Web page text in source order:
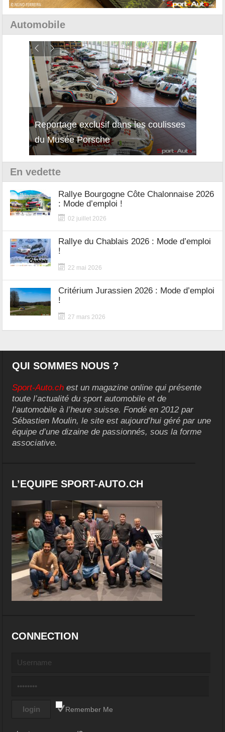
Automobile
Reportage exclusif dans les coulisses
du Musée Porsche
En vedette
Rallye Bourgogne Côte Chalonnaise 2026
: Mode d’emploi !
02 juillet 2026
Rallye du Chablais 2026 : Mode d’emploi
!
22 mai 2026
Critérium Jurassien 2026 : Mode d’emploi
!
27 mars 2026
QUI SOMMES NOUS ?
Sport-Auto.ch est un magazine online qui présente
toute l’actualité du sport automobile et de
l’automobile à l’heure suisse. Fondé en 2012 par
Sébastien Moulin, le site est aujourd’hui géré par une
équipe d’une dizaine de passionnés, sous la forme
associative.
L’EQUIPE SPORT-AUTO.CH
CONNECTION
Remember Me